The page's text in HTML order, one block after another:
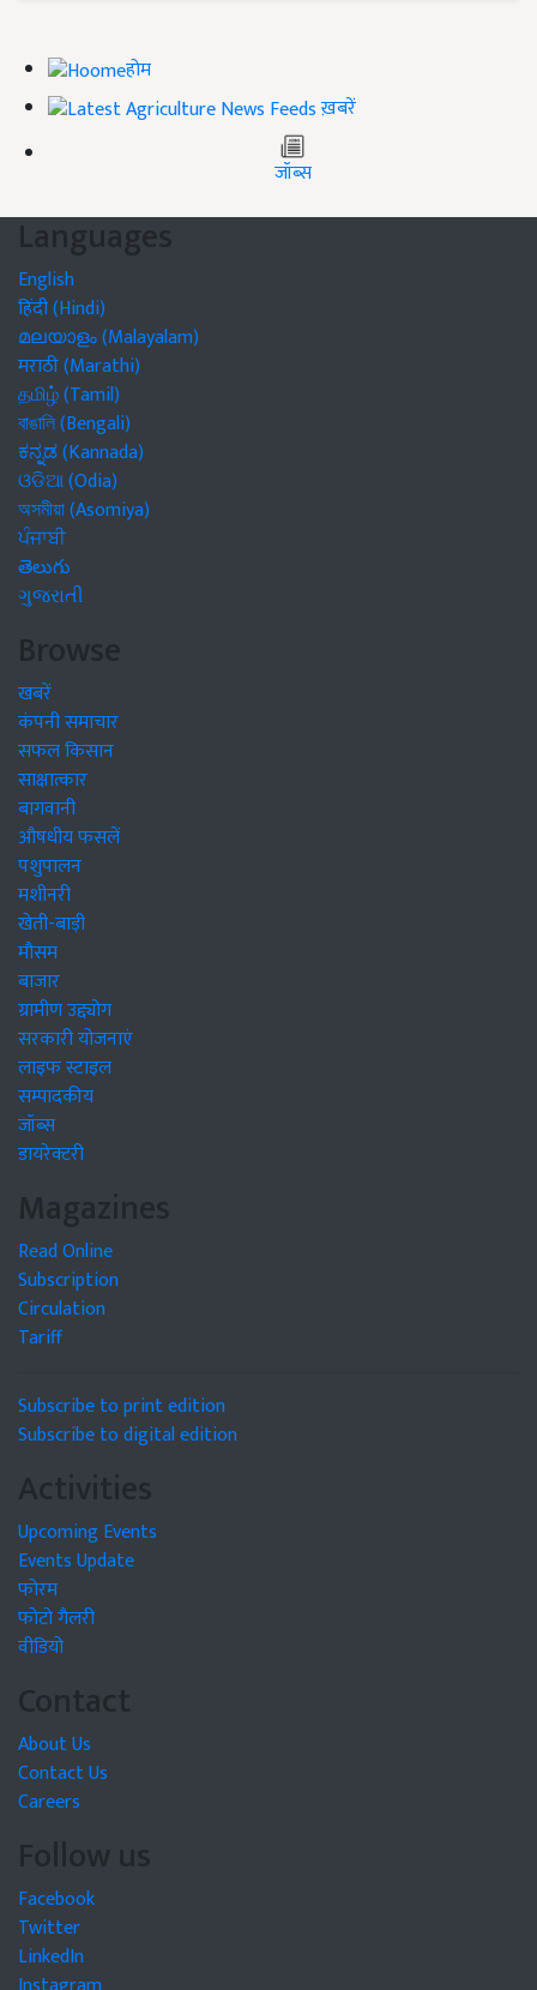
होम
ख़बरें
जॉब्स
Languages
English
हिंदी (Hindi)
മലയാളം (Malayalam)
मराठी (Marathi)
தமிழ் (Tamil)
বাঙালি (Bengali)
ಕನ್ನಡ (Kannada)
ଓଡିଆ (Odia)
অসমীয়া (Asomiya)
ਪੰਜਾਬੀ
తెలుగు
ગુજરાતી
Browse
खबरें
कंपनी समाचार
सफल किसान
साक्षात्कार
बागवानी
औषधीय फसलें
पशुपालन
मशीनरी
खेती-बाड़ी
मौसम
बाजार
ग्रामीण उद्द्योग
सरकारी योजनाएं
लाइफ स्टाइल
सम्पादकीय
जॉब्स
डायरेक्टरी
Magazines
Read Online
Subscription
Circulation
Tariff
Subscribe to print edition
Subscribe to digital edition
Activities
Upcoming Events
Events Update
फोरम
फोटो गैलरी
वीडियो
Contact
About Us
Contact Us
Careers
Follow us
Facebook
Twitter
LinkedIn